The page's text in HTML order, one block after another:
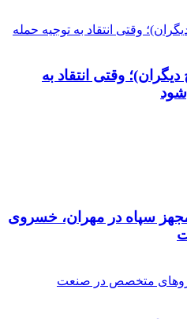
وقتی انتقاد به
سپاه در مهران، خسروی